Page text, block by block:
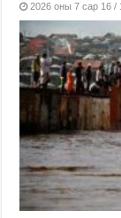
2026 оны 7 сар 16 /